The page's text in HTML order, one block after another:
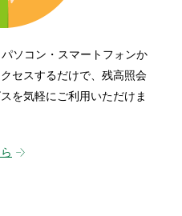
ソコン・スマートフォンか
セスするだけで、残高照会
を気軽にご利用いただけま